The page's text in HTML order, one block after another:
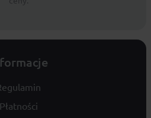
Płatności